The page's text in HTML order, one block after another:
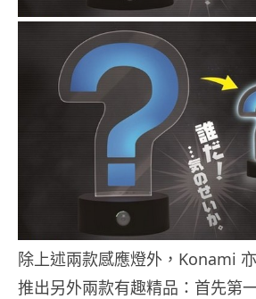
除上述兩款感應燈外，Konami
推出另外兩款有趣精品：首先第